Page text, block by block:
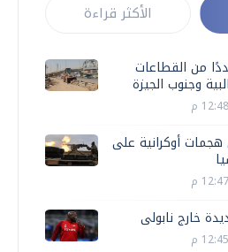
الأكثر قراءة
من القطاعات
وجنوب الجيزة
أوكرانية على
خارج نابولى